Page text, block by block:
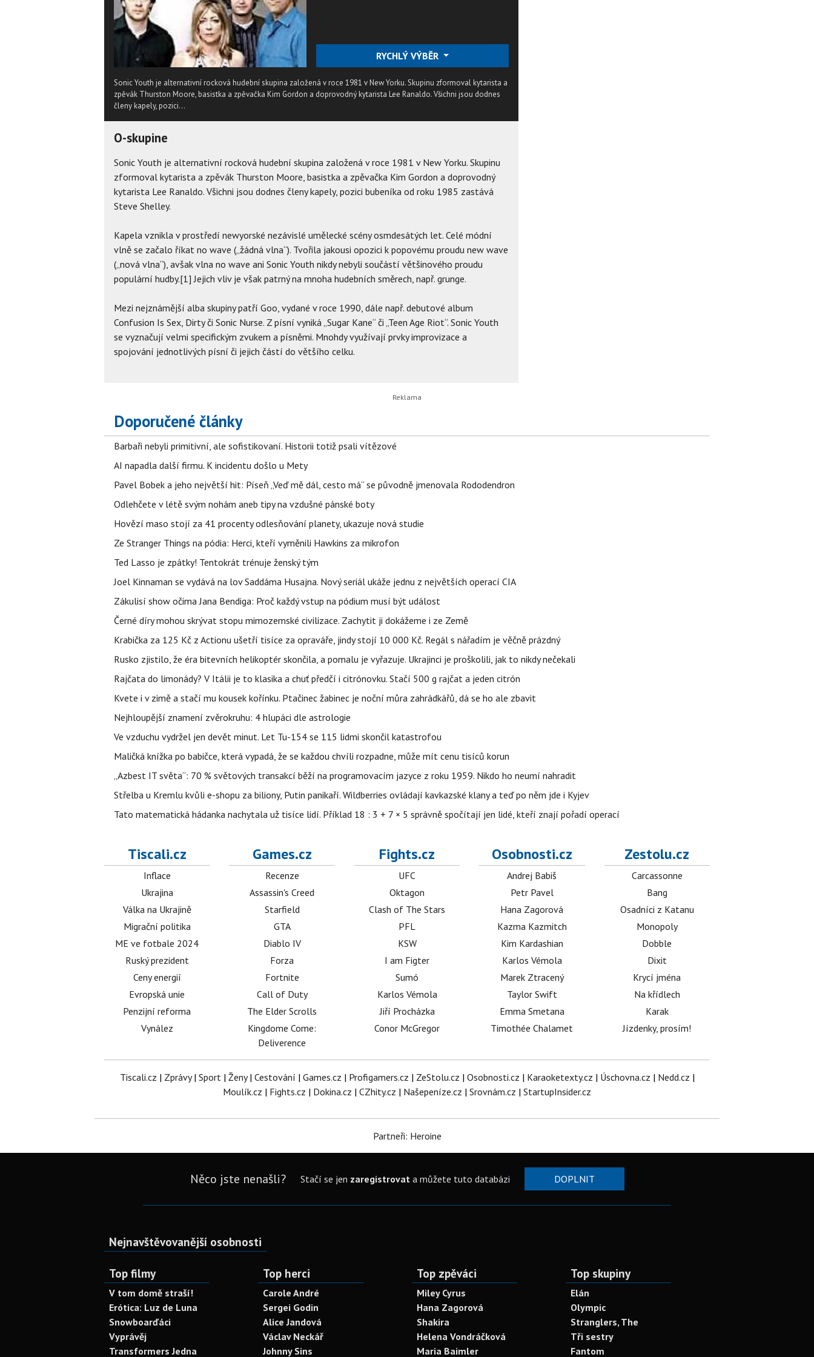
RYCHLÝ VÝBĚR
Sonic Youth je alternativní rocková hudební skupina založená v roce 1981 v New Yorku. Skupinu zformoval kytarista a
zpěvák Thurston Moore, basistka a zpěvačka Kim Gordon a doprovodný kytarista Lee Ranaldo. Všichni jsou dodnes
členy kapely, pozici...
O-skupine
Sonic Youth je alternativní rocková hudební skupina založená v roce 1981 v New Yorku. Skupinu
zformoval kytarista a zpěvák Thurston Moore, basistka a zpěvačka Kim Gordon a doprovodný
kytarista Lee Ranaldo. Všichni jsou dodnes členy kapely, pozici bubeníka od roku 1985 zastává
Steve Shelley.
Kapela vznikla v prostředí newyorské nezávislé umělecké scény osmdesátých let. Celé módní
vlně se začalo říkat no wave („žádná vlna“). Tvořila jakousi opozici k popovému proudu new wave
(„nová vlna“), avšak vlna no wave ani Sonic Youth nikdy nebyli součástí většinového proudu
populární hudby.[1] Jejich vliv je však patrný na mnoha hudebních směrech, např. grunge.
Mezi nejznámější alba skupiny patří Goo, vydané v roce 1990, dále např. debutové album
Confusion Is Sex, Dirty či Sonic Nurse. Z písní vyniká „Sugar Kane“ či „Teen Age Riot“. Sonic Youth
se vyznačují velmi specifickým zvukem a písněmi. Mnohdy využívají prvky improvizace a
spojování jednotlivých písní či jejich částí do většího celku.
Doporučené články
Barbaři nebyli primitivní, ale sofistikovaní. Historii totiž psali vítězové
AI napadla další firmu. K incidentu došlo u Mety
Pavel Bobek a jeho největší hit: Píseň „Veď mě dál, cesto má“ se původně jmenovala Rododendron
Odlehčete v létě svým nohám aneb tipy na vzdušné pánské boty
Hovězí maso stojí za 41 procenty odlesňování planety, ukazuje nová studie
Ze Stranger Things na pódia: Herci, kteří vyměnili Hawkins za mikrofon
Ted Lasso je zpátky! Tentokrát trénuje ženský tým
Joel Kinnaman se vydává na lov Saddáma Husajna. Nový seriál ukáže jednu z největších operací CIA
Zákulisí show očima Jana Bendiga: Proč každý vstup na pódium musí být událost
Černé díry mohou skrývat stopu mimozemské civilizace. Zachytit ji dokážeme i ze Země
Krabička za 125 Kč z Actionu ušetří tisíce za opraváře, jindy stojí 10 000 Kč. Regál s nářadím je věčně prázdný
Rusko zjistilo, že éra bitevních helikoptér skončila, a pomalu je vyřazuje. Ukrajinci je proškolili, jak to nikdy nečekali
Rajčata do limonády? V Itálii je to klasika a chuť předčí i citrónovku. Stačí 500 g rajčat a jeden citrón
Kvete i v zimě a stačí mu kousek kořínku. Ptačinec žabinec je noční můra zahrádkářů, dá se ho ale zbavit
Nejhloupější znamení zvěrokruhu: 4 hlupáci dle astrologie
Ve vzduchu vydržel jen devět minut. Let Tu-154 se 115 lidmi skončil katastrofou
Maličká knížka po babičce, která vypadá, že se každou chvíli rozpadne, může mít cenu tisíců korun
„Azbest IT světa“: 70 % světových transakcí běží na programovacím jazyce z roku 1959. Nikdo ho neumí nahradit
Střelba u Kremlu kvůli e-shopu za biliony, Putin panikaří. Wildberries ovládají kavkazské klany a teď po něm jde i Kyjev
Tato matematická hádanka nachytala už tisíce lidí. Příklad 18 : 3 + 7 × 5 správně spočítají jen lidé, kteří znají pořadí operací
Tiscali.cz
Inflace
Ukrajina
Válka na Ukrajině
Migrační politika
ME ve fotbale 2024
Ruský prezident
Ceny energií
Evropská unie
Penzijní reforma
Vynález
Games.cz
Recenze
Assassin's Creed
Starfield
GTA
Diablo IV
Forza
Fortnite
Call of Duty
The Elder Scrolls
Kingdome Come:
Deliverence
Fights.cz
UFC
Oktagon
Clash of The Stars
PFL
KSW
I am Figter
Sumó
Karlos Vémola
Jiří Procházka
Conor McGregor
Osobnosti.cz
Andrej Babiš
Petr Pavel
Hana Zagorová
Kazma Kazmitch
Kim Kardashian
Karlos Vémola
Marek Ztracený
Taylor Swift
Emma Smetana
Timothée Chalamet
Zestolu.cz
Carcassonne
Bang
Osadníci z Katanu
Monopoly
Dobble
Dixit
Krycí jména
Na křídlech
Karak
Jízdenky, prosím!
Tiscali.cz | Zprávy| Sport| Ženy| Cestování | Games.cz | Profigamers.cz | ZeStolu.cz | Osobnosti.cz | Karaoketexty.cz | Úschovna.cz | Nedd.cz |
Moulík.cz | Fights.cz | Dokina.cz | CZhity.cz | Našepeníze.cz | Srovnám.cz | StartupInsider.cz
Partneři: Heroine
Něco jste nenašli? Stačí se jen zaregistrovata můžete tuto databázi DOPLNIT
Nejnavštěvovanější osobnosti
Top filmy
V tom domě straší!
Erótica: Luz de Luna
Snowboarďáci
Vyprávěj
Transformers Jedna
Top herci
Carole André
Sergei Godin
Alice Jandová
Václav Neckář
Johnny Sins
Top zpěváci
Miley Cyrus
Hana Zagorová
Shakira
Helena Vondráčková
Maria Baimler
Top skupiny
Elán
Olympic
Stranglers, The
Tři sestry
Fantom